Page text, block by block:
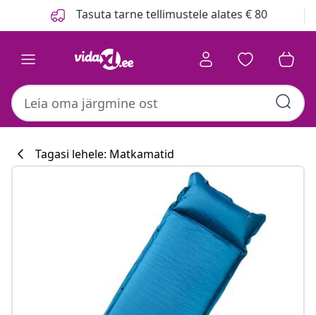
Tasuta tarne tellimustele alates € 80
#sharemevidaxl
Tagasi lehele: Matkamatid